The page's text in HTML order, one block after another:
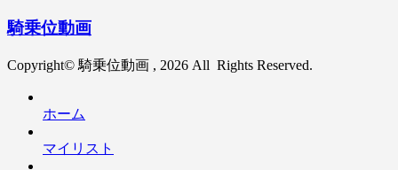
騎乗位動画
Copyright© 騎乗位動画 , 2026 All Rights Reserved.
ホーム
マイリスト